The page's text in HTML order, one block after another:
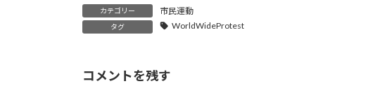
カテゴリー 市民運動
タグ WorldWideProtest
コメントを残す